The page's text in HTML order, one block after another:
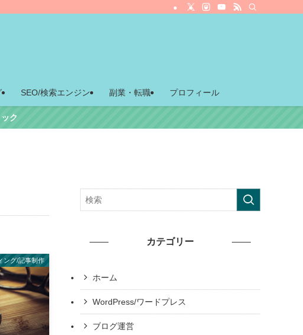
SEO/検索エンジン 副業・転職 プロフィール
ク
ング/記事制作
カテゴリー
ホーム
WordPress/ワードプレス
ブログ運営